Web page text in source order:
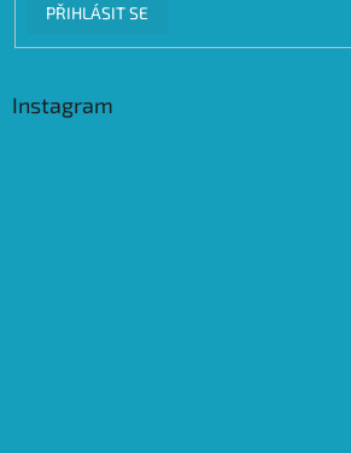
PŘIHLÁSIT SE
Instagram